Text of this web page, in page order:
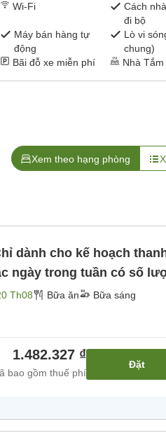
Wi-Fi
Cách
đi bộ
Máy bán hàng tự
động
Lò vi
chung)
Bãi đỗ xe miễn phí
Nhà
Xem theo hạng phòng
dành cho kế hoạch
ri miễn phí Bãi đậu xe miễn phí! [Bữa
Th08 Bữa ăn Bữa sáng
1.482.327 ₫
bao gồm thuế phí
Đặt